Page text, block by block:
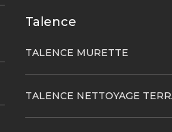
Talence
TALENCE MURETTE
TALENCE NETTOYAGE